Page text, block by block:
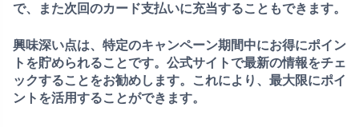
で、また次回のカード支払いに充当することもできます。
興味深い点は、特定のキャンペーン期間中にお得にポイン
トを貯められることです。公式サイトで最新の情報をチェ
ックすることをお勧めします。これにより、最大限にポイ
ントを活用することができます。